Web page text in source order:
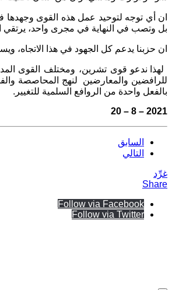
ان أي توجه لتوحيد عمل هذه القوى وجهدها
بل وتصب في النهاية في مجرى واحد، يرتقي
ان حزبنا يدعم كل الجهود في هذا الاتجاه،
لهذا ندعو قوى تشرين، ومختلف القوى
للرافضين والمعارضين
لنهج المحاصصة
بالفعل واحدة من الروافع السلمية للتغيير.
2021 – 8 – 20
السابق
التالي
غرِّد
Share
Follow via Facebook
Follow via Twitter